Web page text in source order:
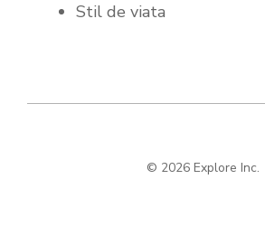
Stil de viata
© 2026 Explore Inc.